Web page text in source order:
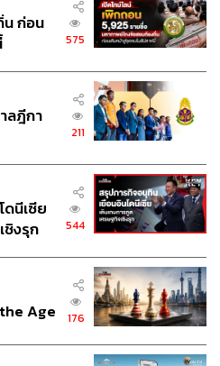
น ก่อน
575
ลฎีกา
211
นีเซีย
ชิงรุก
544
Age
176